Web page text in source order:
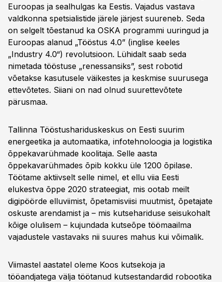
Euroopas ja sealhulgas ka Eestis. Vajadus vastava
valdkonna spetsialistide järele järjest suureneb. Seda
on selgelt tõestanud ka OSKA programmi uuringud ja
Euroopas alanud „Tööstus 4.0” (inglise keeles
„Industry 4.0“) revolutsioon. Lühidalt saab seda
nimetada tööstuse „renessansiks”, sest robotid
võetakse kasutusele väikestes ja keskmise suurusega
ettevõtetes. Siiani on nad olnud suurettevõtete
pärusmaa.
Tallinna Tööstushariduskeskus on Eesti suurim
energeetika ja automaatika, infotehnoloogia ja logistika
õppekavarühmade koolitaja. Selle aasta
õppekavarühmades õpib kokku üle 1200 õpilase.
Töötame aktiivselt selle nimel, et ellu viia Eesti
elukestva õppe 2020 strateegiat, mis ootab meilt
digipöörde elluviimist, õpetamisviisi muutmist, õpetajate
oskuste arendamist ja – mis kutsehariduse seisukohalt
kõige olulisem – kujundada kutseõpe töömaailma
vajadustele vastavaks nii suures mahus kui võimalik.
Viimastel aastatel oleme Koos kutsekoja ja
tööandjatega välja töötanud kutsestandardid robootika